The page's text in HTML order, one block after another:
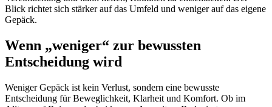
Blick richtet sich stärker auf das Umfeld und weniger auf das eigene
Gepäck.
Wenn „weniger“ zur bewussten
Entscheidung wird
Weniger Gepäck ist kein Verlust, sondern eine bewusste
Entscheidung für Beweglichkeit, Klarheit und Komfort. Ob im